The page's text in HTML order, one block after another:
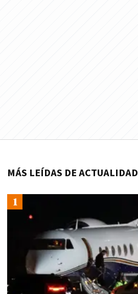
MÁS LEÍDAS DE ACTUALIDAD